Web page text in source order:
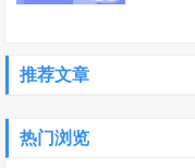
推荐文章
热门浏览